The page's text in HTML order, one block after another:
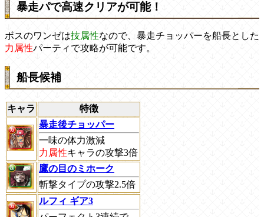
暴走パで高速クリアが可能！
ボスのワンゼは技属性なので、暴走チョッパーを船長とした
力属性パーティで攻略が可能です。
船長候補
キャラ
特徴
暴走後チョッパー
一味の体力激減
力属性キャラの攻撃3倍
鷹の目のミホーク
斬撃タイプの攻撃2.5倍
ルフィ ギア3